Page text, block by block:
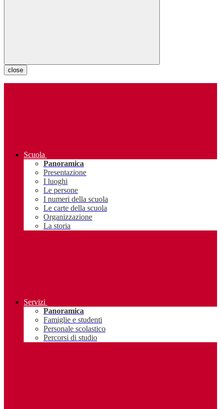
close
Scuola
Panoramica
Presentazione
I luoghi
Le persone
I numeri della scuola
Le carte della scuola
Organizzazione
La storia
Servizi
Panoramica
Famiglie e studenti
Personale scolastico
Percorsi di studio